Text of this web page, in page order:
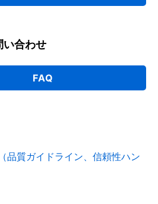
い合わせ
FAQ
品質ガイドライン、信頼性ハン